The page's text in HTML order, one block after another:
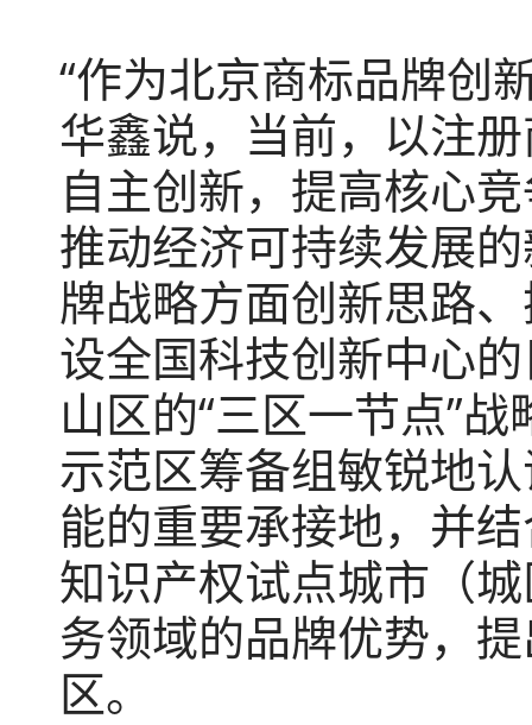
“作为北京商标品牌创
华鑫说，当前，以注
自主创新，提高核心
推动经济可持续发展
牌战略方面创新思路
设全国科技创新中心
山区的“三区一节点”
示范区筹备组敏锐地
能的重要承接地，并
知识产权试点城市（
务领域的品牌优势，
区。